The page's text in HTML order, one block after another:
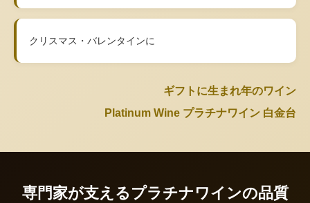
クリスマス・バレンタインに
ギフトに生まれ年のワイン
Platinum Wine プラチナワイン 白金台
専門家が支えるプラチナワインの品質